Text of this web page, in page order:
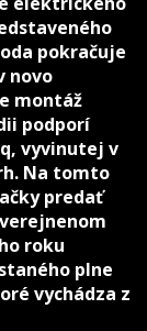
pokračuje
novo
montáž
podporí
vyvinutej v
Na tomto
predať
roku
plne
vychádza z